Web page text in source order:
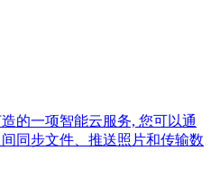
的一项智能云服务, 您可以通
同步文件、推送照片和传输数